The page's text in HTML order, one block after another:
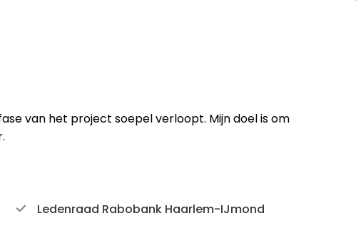
van het project soepel verloopt. Mijn doel is om
Ledenraad Rabobank Haarlem-IJmond